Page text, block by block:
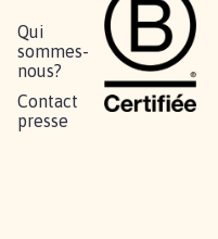
Qui
sommes-
nous?
Contact
presse